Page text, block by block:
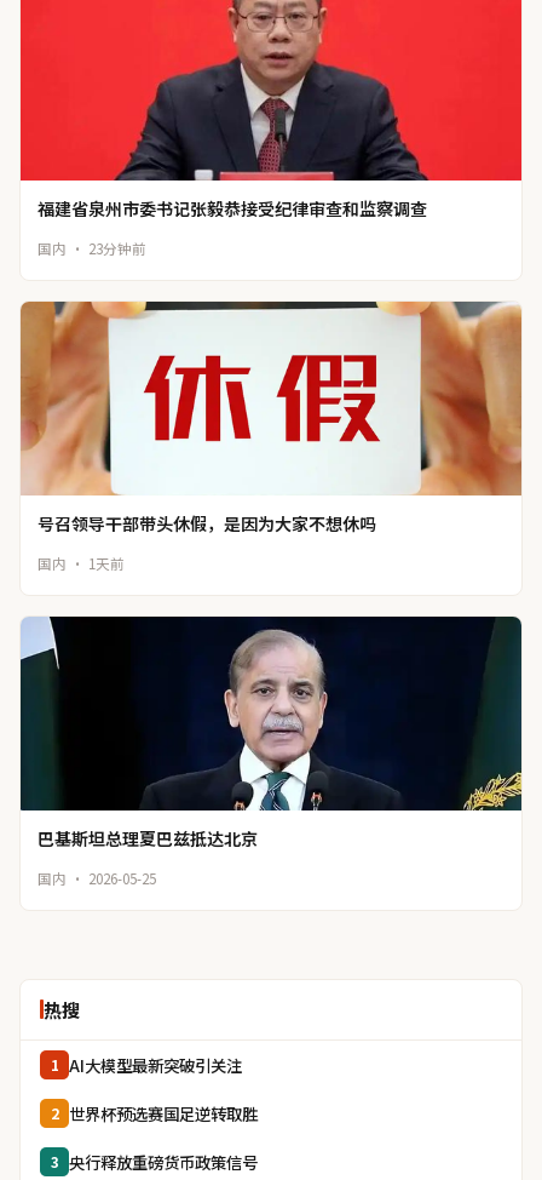
福建省泉州市委书记张毅恭接受纪律审查和监察调查
国内 · 23分钟前
号召领导干部带头休假，是因为大家不想休吗
国内 · 1天前
巴基斯坦总理夏巴兹抵达北京
国内 · 2026-05-25
热搜
1 AI大模型最新突破引关注
2 世界杯预选赛国足逆转取胜
3 央行释放重磅货币政策信号